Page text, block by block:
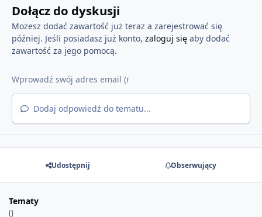
Dołącz do dyskusji
Możesz dodać zawartość już teraz a zarejestrować się
później. Jeśli posiadasz już konto, zaloguj sięaby dodać
zawartość za jego pomocą.
Dodaj odpowiedź do tematu...
Udostępnij Obserwujący
Tematy